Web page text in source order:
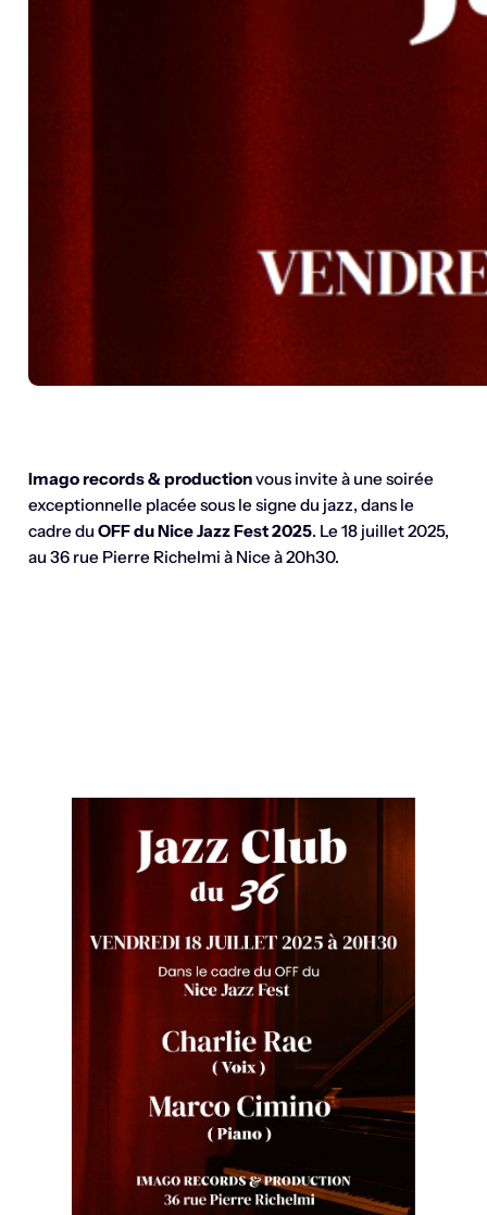
Imago records & productionvous invite à une soirée
exceptionnelle placée sous le signe du jazz, dans le
cadre du OFF du Nice Jazz Fest 2025. Le 18 juillet 2025,
au 36 rue Pierre Richelmi à Nice à 20h30.